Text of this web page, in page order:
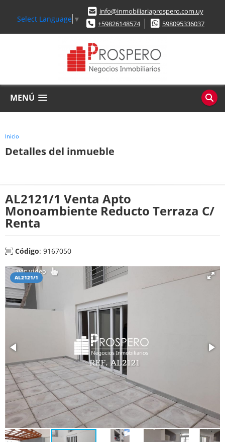
Select Language ▼
info@inmobiliariaprospero.com.uy
+59826148574
598095336037
MENÚ
Inicio
Detalles del inmueble
AL2121/1 Venta Apto
Monoambiente Reducto Terraza C/
Renta
Código: 9167050
AL2121/1